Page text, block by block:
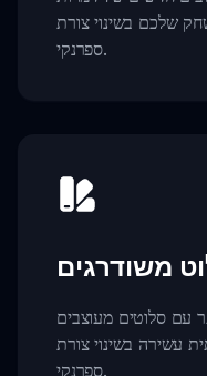
שלכם בשינוי צורת
ספרנקי.
משודרגים
עם סלוטים מעוצבים
עשירה בשינוי צורת
ספרנקי.